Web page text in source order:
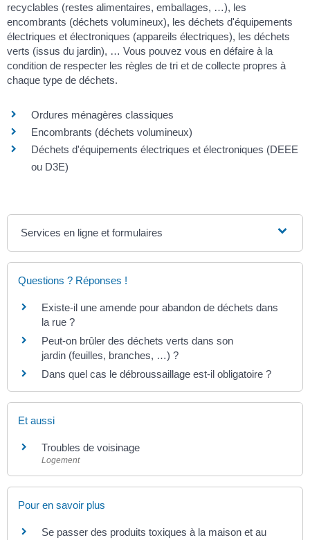
recyclables (restes alimentaires, emballages, …), les
encombrants (déchets volumineux), les déchets d'équipements
électriques et électroniques (appareils électriques), les déchets
verts (issus du jardin), … Vous pouvez vous en défaire à la
condition de respecter les règles de tri et de collecte propres à
chaque type de déchets.
Ordures ménagères classiques
Encombrants (déchets volumineux)
Déchets d'équipements électriques et électroniques (DEEE
ou D3E)
Services en ligne et formulaires
Questions ? Réponses !
Existe-il une amende pour abandon de déchets dans
la rue ?
Peut-on brûler des déchets verts dans son
jardin (feuilles, branches, …) ?
Dans quel cas le débroussaillage est-il obligatoire ?
Et aussi
Troubles de voisinage
Logement
Pour en savoir plus
Se passer des produits toxiques à la maison et au